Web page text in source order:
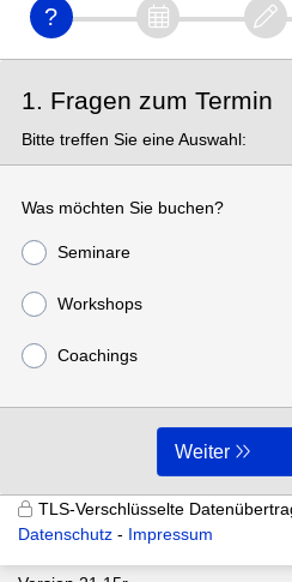
1. Fragen zum Termin
Bitte treffen Sie eine Auswahl:
Was möchten Sie buchen?
Seminare
Workshops
Coachings
Weiter
TLS-Verschlüsselte
Datenschutz
Impressum